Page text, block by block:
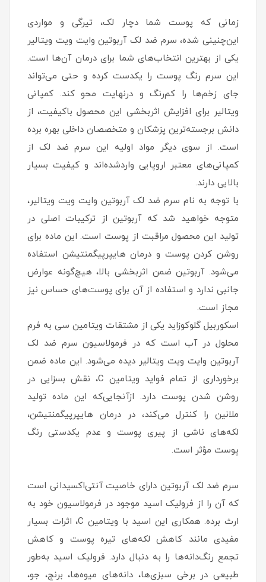
زمانی که پوست شما دچار لک، تیرگی و مواردی
این‌چنینی شده، سرم ضد لک آربوتین وایت ویت ویتالیر
یکی از بهترین انتخاب‌های شما برای درمان آن‌ها است.
این سرم رنگ پوست را یکدست کرده و حتی می‌تواند
جای زخم‌ها را کم‌رنگ و درنهایت محو کند. کمپانی
ویتالیر برای افزایش اثربخشی این محصول باکیفیت، از
دانش برجسته‌ترین پزشکان و متخصصان داخلی بهره برده
است. از سوی دیگر مواد اولیه این سرم ضد لک از
کمپانی‌های معتبر اروپایی واردشده‌اند و کیفیت بسیار
بالایی دارند.
با توجه به نام سرم ضد لک آربوتین وایت ویت ویتالیر،
متوجه خواهید شد که آربوتین از ترکیبات اصلی در
تولید این محصول مراقبت از پوست است. این ماده برای
روشن کردن پوست و درمان هایپرپیگمنتیشن استفاده
می‌شود. آربوتین ضمن اثربخشی بالا، هیچ‌گونه عوارض
جانبی ندارد و استفاده از آن برای پوست‌های حساس نیز
مجاز است.
اسکوربیل گلوکوزاید یکی از مشتقات ویتامین سی به فرم
محلول در آب است که در فرمولاسیون سرم ضد لک
آربوتین وایت ویت ویتالیر دیده می‌شود. این ماده ضمن
برخورداری از تمام فواید ویتامین C، نقش بسزایی در
روشن شدن پوست دارد. ازآنجایی‌که این ماده تولید
ملانین را کنترل می‌کند، در درمان هایپرپیگمنتیشن،
لکه‌های ناشی از پیری پوست و عدم یکدستی رنگ
پوست مؤثر است.
سرم ضد لک آربوتین دارای خاصیت آنتی‌اکسیدانی است
که آن را از فرولیک اسید موجود در فرمولاسیون خود به
ارث برده. همکاری این اسید با ویتامین C، اثرات بسیار
مفیدی مانند کاهش لکه‌های تیره پوست و کاهش
تجمع رنگ‌دانه‌ها را به دنبال دارد. فرولیک اسید به‌طور
طبیعی در برخی سبزی‌ها، دانه‌های میوه‌ها، برنج، جو،